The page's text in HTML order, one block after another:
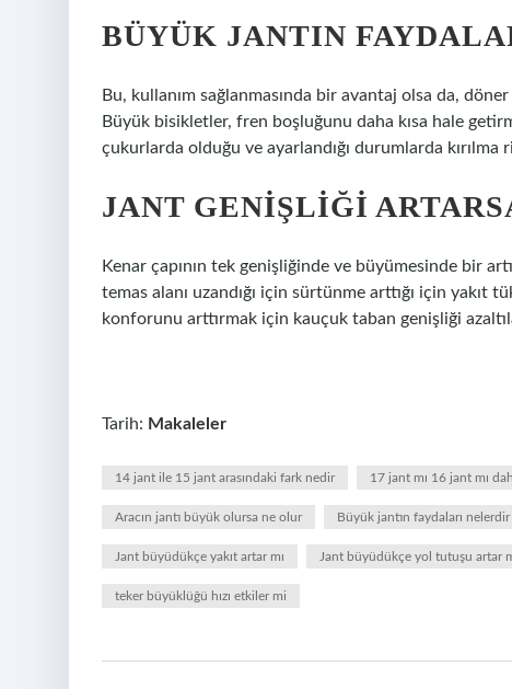
BÜYÜK JANTIN
Bu, kullanım sağlanmasında bir avantaj olsa da,
Büyük bisikletler, fren boşluğunu daha kısa hale
çukurlarda olduğu ve ayarlandığı durumlarda kırılma
JANT GENIŞLIĞI
Kenar çapının tek genişliğinde ve büyümesinde bir
temas alanı uzandığı için sürtünme arttığı için yakıt
konforunu arttırmak için kauçuk taban genişliği
Tarih: Makaleler
14 jant ile 15 jant arasındaki fark nedir 17 jant mı 16 jant mı
Aracın jantı büyük olursa ne olur Büyük jantın faydaları nelerdir
Jant büyüdükçe yakıt artar mı Jant büyüdükçe yol tutuşu artar
teker büyüklüğü hızı etkiler mi